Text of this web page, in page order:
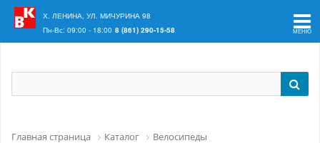
Ваш регион:
Х. ЛЕНИНА, УЛ. МИЧУРИНА 98
Пн-Вс: 09:00 - 18:00 8 (861) 290-15-58
Главная страница Каталог
Велосипеды